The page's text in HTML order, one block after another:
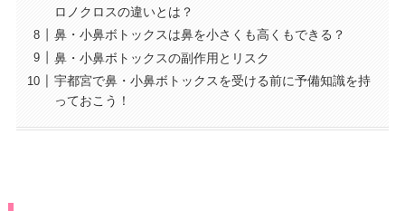
ロノクロスの違いとは？
鼻・小鼻ボトックスは鼻を小さくも高くもできる？
鼻・小鼻ボトックスの副作用とリスク
宇都宮で鼻・小鼻ボトックスを受ける前に予備知識を持
っておこう！